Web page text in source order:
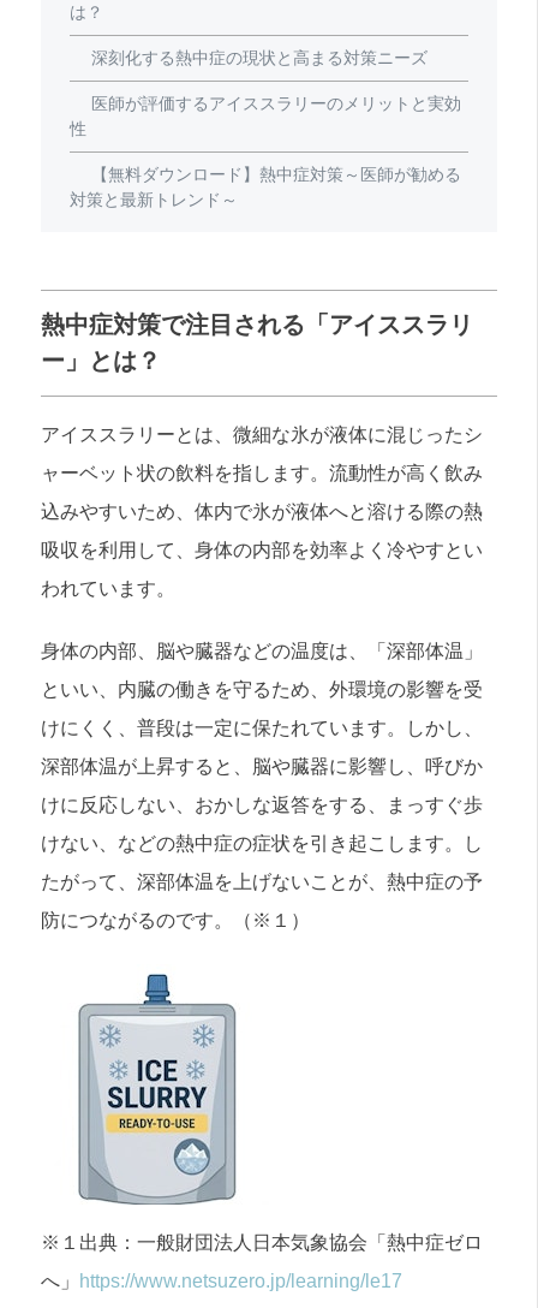
は？
深刻化する熱中症の現状と高まる対策ニーズ
医師が評価するアイススラリーのメリットと実効
性
【無料ダウンロード】熱中症対策～医師が勧める
対策と最新トレンド～
熱中症対策で注目される「アイススラリ
ー」とは？
アイススラリーとは、微細な氷が液体に混じったシ
ャーベット状の飲料を指します。流動性が高く飲み
込みやすいため、体内で氷が液体へと溶ける際の熱
吸収を利用して、身体の内部を効率よく冷やすとい
われています。
身体の内部、脳や臓器などの温度は、「深部体温」
といい、内臓の働きを守るため、外環境の影響を受
けにくく、普段は一定に保たれています。しかし、
深部体温が上昇すると、脳や臓器に影響し、呼びか
けに反応しない、おかしな返答をする、まっすぐ歩
けない、などの熱中症の症状を引き起こします。し
たがって、深部体温を上げないことが、熱中症の予
防につながるのです。（※１）
※１出典：一般財団法人日本気象協会「熱中症ゼロ
へ」 https://www.netsuzero.jp/learning/le17